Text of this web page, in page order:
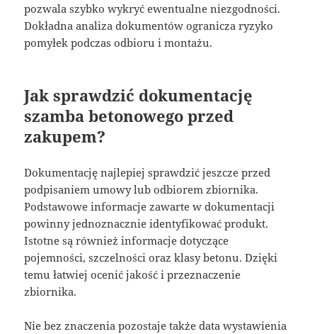
pozwala szybko wykryć ewentualne niezgodności.
Dokładna analiza dokumentów ogranicza ryzyko
pomyłek podczas odbioru i montażu.
Jak sprawdzić dokumentację
szamba betonowego przed
zakupem?
Dokumentację najlepiej sprawdzić jeszcze przed
podpisaniem umowy lub odbiorem zbiornika.
Podstawowe informacje zawarte w dokumentacji
powinny jednoznacznie identyfikować produkt.
Istotne są również informacje dotyczące
pojemności, szczelności oraz klasy betonu. Dzięki
temu łatwiej ocenić jakość i przeznaczenie
zbiornika.
Nie bez znaczenia pozostaje także data wystawienia